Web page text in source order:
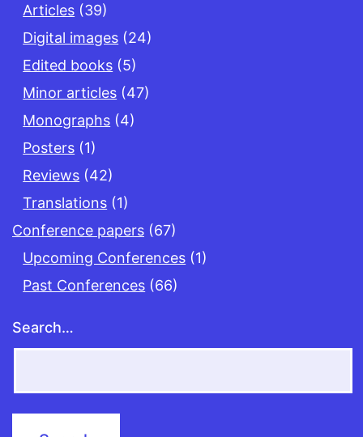
Articles (39)
Digital images (24)
Edited books (5)
Minor articles (47)
Monographs (4)
Posters (1)
Reviews (42)
Translations (1)
Conference papers (67)
Upcoming Conferences (1)
Past Conferences (66)
Search…